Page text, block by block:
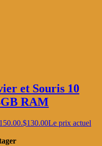
et Souris 10
RAM
$130.00Le prix actuel